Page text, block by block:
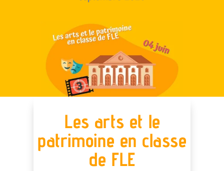
Les arts et le
patrimoine en classe
de FLE